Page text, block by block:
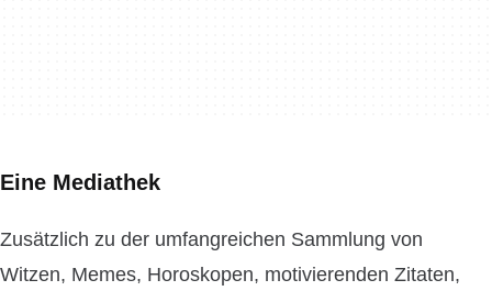
Eine Mediathek
Zusätzlich zu der umfangreichen Sammlung von
Witzen, Memes, Horoskopen, motivierenden Zitaten,